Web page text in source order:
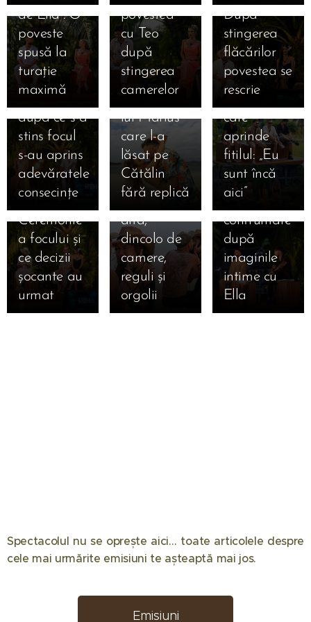
de Ella”. O
poveste
spusă la
turație
maximă
povestea
cu Teo
după
stingerea
camerelor
După
stingerea
flăcărilor
povestea se
rescrie
Marius a
ales scurt și
intens,
Maria a
ales lung și
greu, iar
după ce s-a
stins focul
s-au aprins
adevăratele
consecințe
Mariei de
la Insula
iubirii la 5
dimineața:
secretul
săruturilor
lui Marius
care l-a
lăsat pe
Cătălin
fără replică
Insula
iubirii,
lacrimi care
schimbă
destine și
un bilet
care
aprinde
fitilul: „Eu
sunt încă
aici” 🔥
03.09.2025
🔥 Foc,
lacrimi și
adevăruri
tăioase la
Insula
iubirii! Cum
s-au privit
Marian și
Bianca la
ultima
Ceremonie
a focului și
ce decizii
șocante au
urmat 🔥
03.09.2025
Revederea
care a
răsturnat
insula: cum
au alergat
inimile lui
Francesca
și Cristi
una spre
alta,
dincolo de
camere,
reguli și
orgolii
03.09.2025
Bonfire
exploziv:
Andrei vs.
Teo, prima
confruntare
după
imaginile
intime cu
Ella 🔥
Spectacolul nu se oprește aici… toate articolele despre
cele mai urmărite emisiuni te așteaptă mai jos. 📺✨
Emisiuni
12.05.2026
Eliminare
08.05.2026
Semifinala
talent 2026
a făcut
08.04.2026
Chefi la
2026: